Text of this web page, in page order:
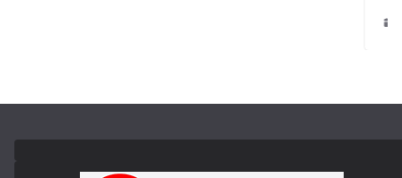
novembre